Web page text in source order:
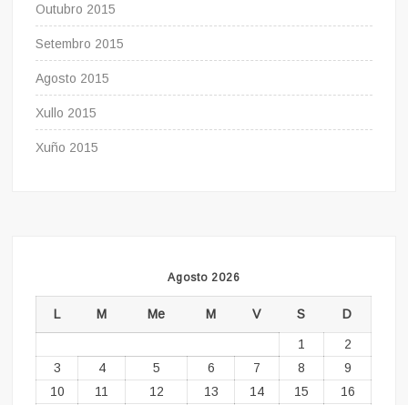
Outubro 2015
Setembro 2015
Agosto 2015
Xullo 2015
Xuño 2015
Agosto 2026
L M Me M V S D
1
2
3
4 5 6 7 8
9
10
11 12 13 14 15
16